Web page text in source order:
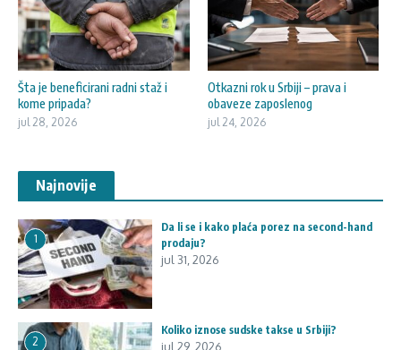
Šta je beneficirani radni staž i
kome pripada?
jul 28, 2026
Otkazni rok u Srbiji – prava i
obaveze zaposlenog
jul 24, 2026
Najnovije
1
Da li se i kako plaća porez na second-hand
prodaju?
jul 31, 2026
2
Koliko iznose sudske takse u Srbiji?
jul 29, 2026